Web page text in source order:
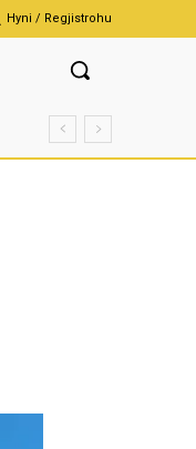
Hyni / Regjistrohu